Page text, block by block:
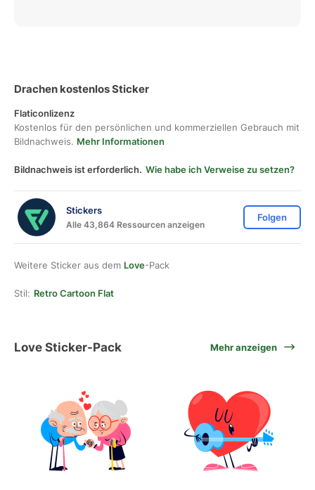
Drachen kostenlos Sticker
Flaticonlizenz
Kostenlos für den persönlichen und kommerziellen Gebrauch mit
Bildnachweis. Mehr Informationen
Bildnachweis ist erforderlich. Wie habe ich Verweise zu setzen?
Stickers
Alle 43,864 Ressourcen anzeigen
Folgen
Weitere Sticker aus dem Love-Pack
Stil: Retro Cartoon Flat
Love Sticker-Pack Mehr anzeigen